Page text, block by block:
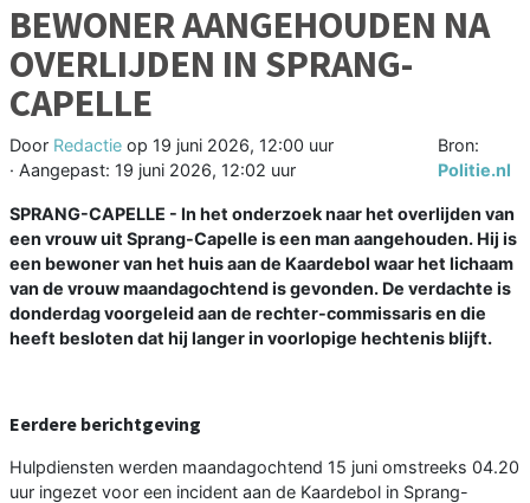
BEWONER AANGEHOUDEN NA
OVERLIJDEN IN SPRANG-
CAPELLE
Door Redactie op 19 juni 2026, 12:00 uur
· Aangepast: 19 juni 2026, 12:02 uur
Bron:
Politie.nl
SPRANG-CAPELLE - In het onderzoek naar het overlijden van
een vrouw uit Sprang-Capelle is een man aangehouden. Hij is
een bewoner van het huis aan de Kaardebol waar het lichaam
van de vrouw maandagochtend is gevonden. De verdachte is
donderdag voorgeleid aan de rechter-commissaris en die
heeft besloten dat hij langer in voorlopige hechtenis blijft.
Eerdere berichtgeving
Hulpdiensten werden maandagochtend 15 juni omstreeks 04.20
uur ingezet voor een incident aan de Kaardebol in Sprang-